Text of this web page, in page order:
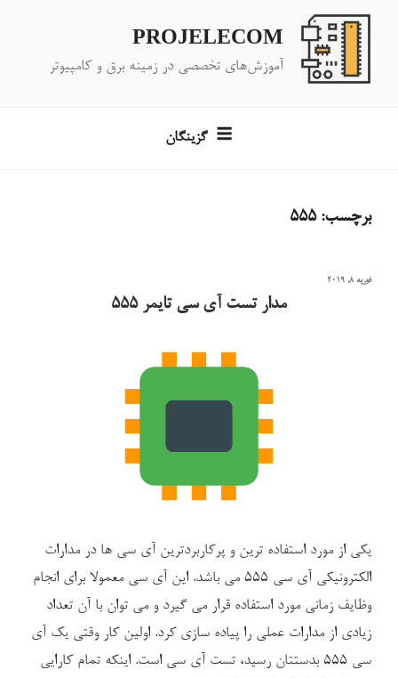
PROJELECOM
آموزش‌های تخصصی در زمینه برق و کامپیوتر
گزینگان
برچسب:555
نوشته‌شده
فوریه 8, 2019
مدار تست آی سی تایمر ۵۵۵
یکی از مورد استفاده ترین و پرکاربردترین آی سی ها در مدارات
الکترونیکی آی سی ۵۵۵ می باشد. این آی سی معمولا برای انجام
وظایف زمانی مورد استفاده قرار می گیرد و می توان با آن تعداد
زیادی از مدارات عملی را پیاده سازی کرد. اولین کار وقتی یک آی
سی ۵۵۵ بدستتان رسید، تست آی سی است. اینکه تمام کارایی